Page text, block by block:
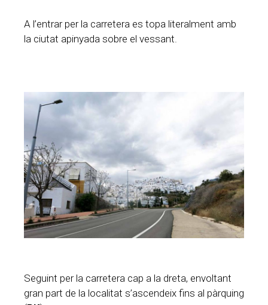
A l’entrar per la carretera es topa literalment amb
la ciutat apinyada sobre el vessant.
Seguint per la carretera cap a la dreta, envoltant
gran part de la localitat s’ascendeix fins al pàrquing